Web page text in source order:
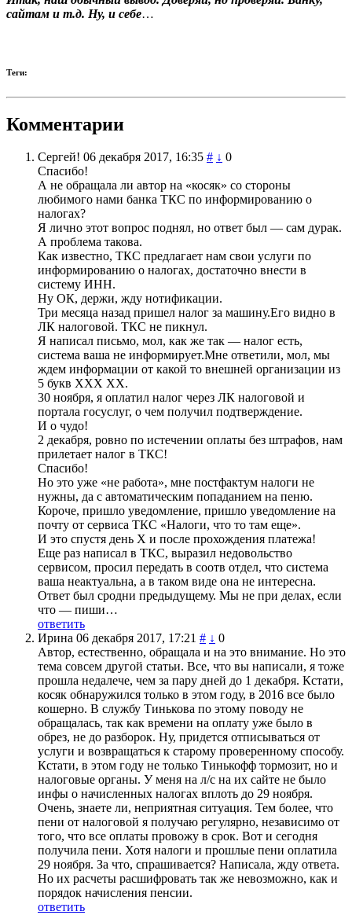
сайтам и т.д. Ну, и себе…
Теги:
Комментарии
Сергей! 06 декабря 2017, 16:35 # ↓ 0
Спасибо!
А не обращала ли автор на «косяк» со стороны
любимого нами банка ТКС по информированию о
налогах?
Я лично этот вопрос поднял, но ответ был — сам дурак.
А проблема такова.
Как известно, ТКС предлагает нам свои услуги по
информированию о налогах, достаточно внести в
систему ИНН.
Ну ОК, держи, жду нотификации.
Три месяца назад пришел налог за машину.Его видно в
ЛК налоговой. ТКС не пикнул.
Я написал письмо, мол, как же так — налог есть,
система ваша не информирует.Мне ответили, мол, мы
ждем информации от какой то внешней организации из
5 букв ХХХ ХХ.
30 ноября, я оплатил налог через ЛК налоговой и
портала госуслуг, о чем получил подтверждение.
И о чудо!
2 декабря, ровно по истечении оплаты без штрафов, нам
прилетает налог в ТКС!
Спасибо!
Но это уже «не работа», мне постфактум налоги не
нужны, да с автоматическим попаданием на пеню.
Короче, пришло уведомление, пришло уведомление на
почту от сервиса ТКС «Налоги, что то там еще».
И это спустя день Х и после прохождения платежа!
Еще раз написал в ТКС, выразил недовольство
сервисом, просил передать в соотв отдел, что система
ваша неактуальна, а в таком виде она не интересна.
Ответ был сродни предыдущему. Мы не при делах, если
что — пиши…
ответить
Ирина 06 декабря 2017, 17:21 # ↓ 0
Автор, естественно, обращала и на это внимание. Но это
тема совсем другой статьи. Все, что вы написали, я тоже
прошла недалече, чем за пару дней до 1 декабря. Кстати,
косяк обнаружился только в этом году, в 2016 все было
кошерно. В службу Тинькова по этому поводу не
обращалась, так как времени на оплату уже было в
обрез, не до разборок. Ну, придется отписываться от
услуги и возвращаться к старому проверенному способу.
Кстати, в этом году не только Тинькофф тормозит, но и
налоговые органы. У меня на л/с на их сайте не было
инфы о начисленных налогах вплоть до 29 ноября.
Очень, знаете ли, неприятная ситуация. Тем более, что
пени от налоговой я получаю регулярно, независимо от
того, что все оплаты провожу в срок. Вот и сегодня
получила пени. Хотя налоги и прошлые пени оплатила
29 ноября. За что, спрашивается? Написала, жду ответа.
Но их расчеты расшифровать так же невозможно, как и
порядок начисления пенсии.
ответить